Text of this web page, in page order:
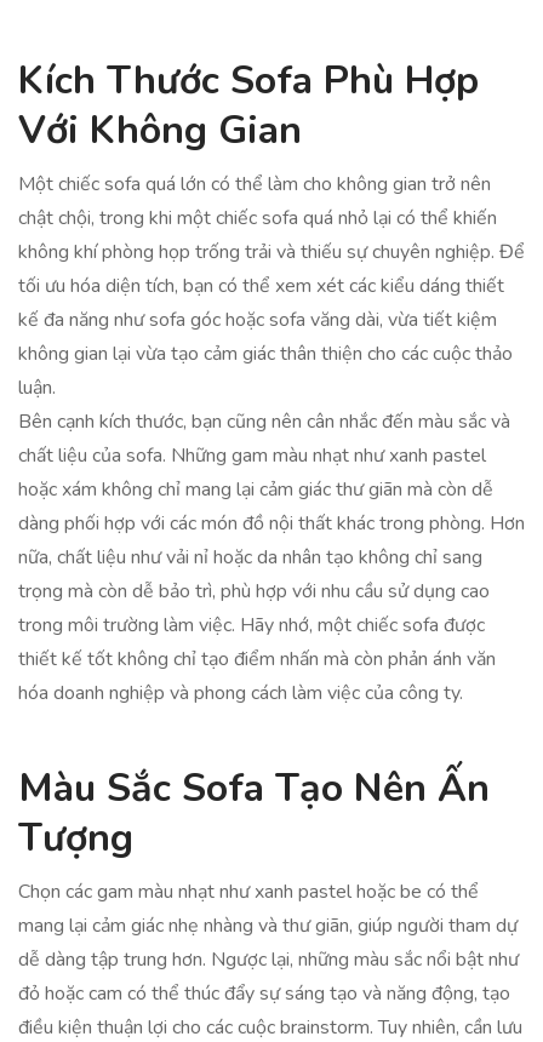
Kích Thước Sofa Phù Hợp
Với Không Gian
Một chiếc sofa quá lớn có thể làm cho không gian trở nên
chật chội, trong khi một chiếc sofa quá nhỏ lại có thể khiến
không khí phòng họp trống trải và thiếu sự chuyên nghiệp. Để
tối ưu hóa diện tích, bạn có thể xem xét các kiểu dáng thiết
kế đa năng như sofa góc hoặc sofa văng dài, vừa tiết kiệm
không gian lại vừa tạo cảm giác thân thiện cho các cuộc thảo
luận.
Bên cạnh kích thước, bạn cũng nên cân nhắc đến màu sắc và
chất liệu của sofa. Những gam màu nhạt như xanh pastel
hoặc xám không chỉ mang lại cảm giác thư giãn mà còn dễ
dàng phối hợp với các món đồ nội thất khác trong phòng. Hơn
nữa, chất liệu như vải nỉ hoặc da nhân tạo không chỉ sang
trọng mà còn dễ bảo trì, phù hợp với nhu cầu sử dụng cao
trong môi trường làm việc. Hãy nhớ, một chiếc sofa được
thiết kế tốt không chỉ tạo điểm nhấn mà còn phản ánh văn
hóa doanh nghiệp và phong cách làm việc của công ty.
Màu Sắc Sofa Tạo Nên Ấn
Tượng
Chọn các gam màu nhạt như xanh pastel hoặc be có thể
mang lại cảm giác nhẹ nhàng và thư giãn, giúp người tham dự
dễ dàng tập trung hơn. Ngược lại, những màu sắc nổi bật như
đỏ hoặc cam có thể thúc đẩy sự sáng tạo và năng động, tạo
điều kiện thuận lợi cho các cuộc brainstorm. Tuy nhiên, cần lưu